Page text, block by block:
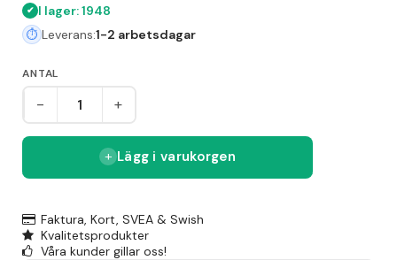
I lager: 1948
Leverans:1-2 arbetsdagar
ANTAL
- +
Lägg i varukorgen
Faktura, Kort, SVEA & Swish
Kvalitetsprodukter
Våra kunder gillar oss!